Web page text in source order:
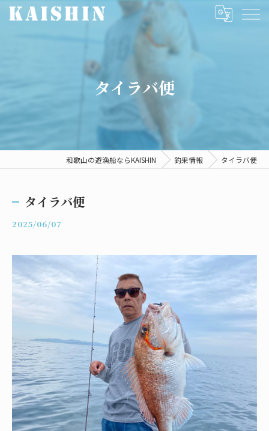
タイラバ便
和歌山の遊漁船ならKAISHIN 釣果情報 タイラバ便
タイラバ便
2025/06/07